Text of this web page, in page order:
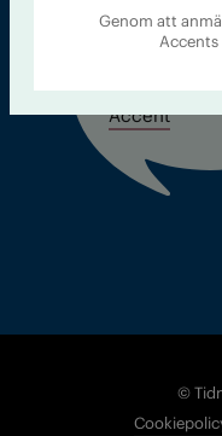
Läs tidigare
Accent
©
Genom att
Accents